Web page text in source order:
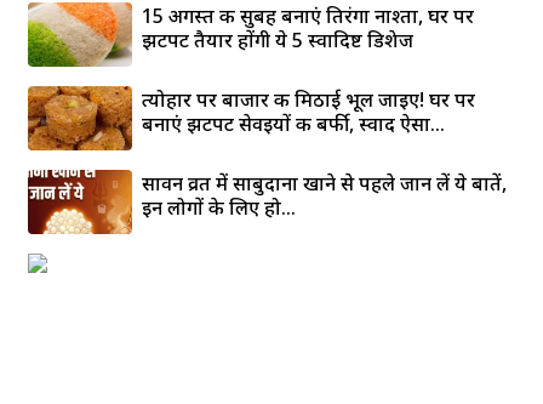
15 अगस्त की सुबह बनाएं तिरंगा नाश्ता, घर पर
झटपट तैयार होंगी ये 5 स्वादिष्ट डिशेज
त्योहार पर बाजार की मिठाई भूल जाइए! घर पर
बनाएं झटपट सेवइयों की बर्फी, स्वाद ऐसा...
सावन व्रत में साबुदाना खाने से पहले जान लें ये बातें,
इन लोगों के लिए हो...